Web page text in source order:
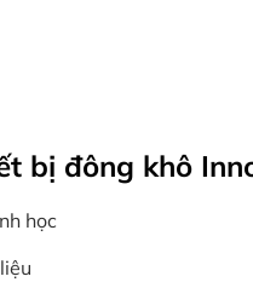
bị đông khô
học